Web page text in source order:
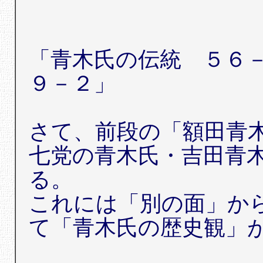
「青木氏の伝統 ５６
９－２」
さて、前段の「額田青
七党の青木氏・吉田青
る。
これには「別の面」か
て「青木氏の歴史観」